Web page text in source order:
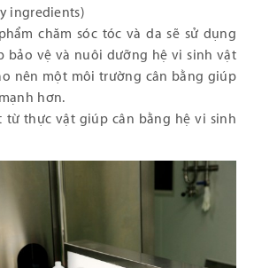
ingredients)
chăm sóc tóc và da sẽ sử dụng
bảo vệ và nuôi dưỡng hệ vi sinh vật
nên một môi trường cân bằng giúp
hơn.
từ thực vật giúp cân bằng hệ vi sinh